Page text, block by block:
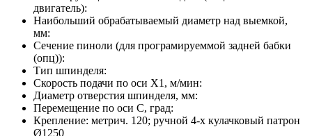
двигатель):
Наибольший обрабатываемый диаметр над выемкой,
мм:
Сечение пиноли (для програмируеммой задней бабки
(опц)):
Тип шпинделя:
Скорость подачи по оси X1, м/мин:
Диаметр отверстия шпинделя, мм:
Перемещение по оси C, град:
Крепление: метрич. 120; ручной 4-х кулачковый патрон
Ø1250